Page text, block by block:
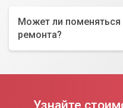
Может ли поменяться
ремонта?
Узнайте